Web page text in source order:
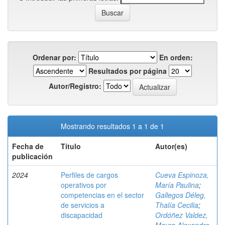
Ordenar por:
En orden:
Resultados por página
Autor/Registro:
Mostrando resultados 1 a 1 de 1
Fecha de
publicación
Título Autor(es)
2024
Perfiles de cargos
operativos por
competencias en el sector
de servicios a
discapacidad
Cueva Espinoza,
María Paulina;
Gallegos Déleg,
Thalía Cecilia;
Ordóñez Valdez,